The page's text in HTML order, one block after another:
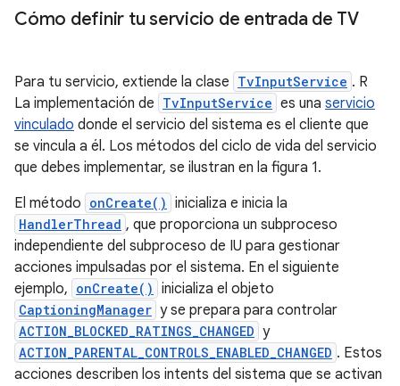
Cómo definir tu servicio de entrada de TV
Para tu servicio, extiende la clase TvInputService . R
La implementación de TvInputService es una servicio
vinculado donde el servicio del sistema es el cliente que
se vincula a él. Los métodos del ciclo de vida del servicio
que debes implementar, se ilustran en la figura 1.
El método onCreate() inicializa e inicia la
HandlerThread , que proporciona un subproceso
independiente del subproceso de IU para gestionar
acciones impulsadas por el sistema. En el siguiente
ejemplo, onCreate() inicializa el objeto
CaptioningManager y se prepara para controlar
ACTION_BLOCKED_RATINGS_CHANGED y
ACTION_PARENTAL_CONTROLS_ENABLED_CHANGED . Estos
acciones describen los intents del sistema que se activan